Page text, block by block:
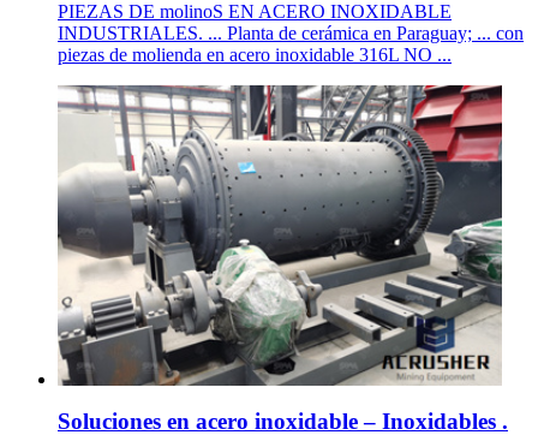
PIEZAS DE molinoS EN ACERO INOXIDABLE
INDUSTRIALES. ... Planta de cerámica en Paraguay; ... con
piezas de molienda en acero inoxidable 316L NO ...
Soluciones en acero inoxidable – Inoxidables .